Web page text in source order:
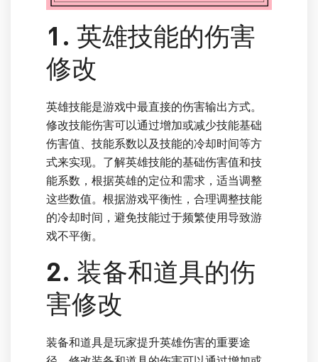
1. 英雄技能的伤害
修改
英雄技能是游戏中最直接的伤害输出方式。
修改技能伤害可以通过增加或减少技能基础
伤害值、技能系数以及技能的冷却时间等方
式来实现。了解英雄技能的基础伤害值和技
能系数，根据英雄的定位和需求，适当调整
这些数值。根据游戏平衡性，合理调整技能
的冷却时间，避免技能过于频繁使用导致游
戏不平衡。
2. 装备和道具的伤
害修改
装备和道具是玩家提升英雄伤害的重要途